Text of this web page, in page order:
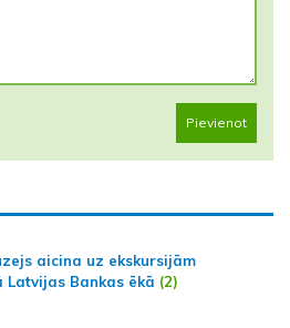
Pievienot
aicina uz ekskursijām
Latvijas Bankas ēkā (2)